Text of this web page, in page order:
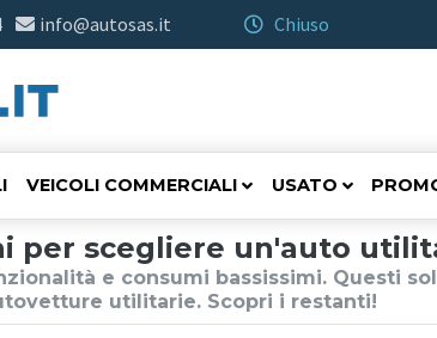
info@autosas.it Chiuso
VEICOLI COMMERCIALI USATO
per scegliere un'auto
e consumi bassissimi. Questi
utilitarie. Scopri i restanti!